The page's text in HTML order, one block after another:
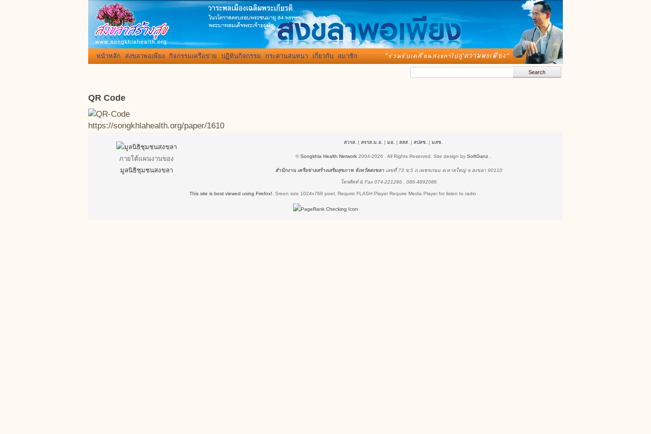
หน้าหลัก สงขลาพอเพียง กิจกรรมเครือข่าย ปฏิทินกิจกรรม กระดานสนทนา เกี่ยวกับ สมาชิก
QR Code
https://songkhlahealth.org/paper/1610
ภายใต้แผนงานของ
มูลนิธิชุมชนสงขลา
สวรส. | สจรส.ม.อ. | มอ. | สสส. | สปสช. | มสช.
©Songkhla Health Network 2004-2026 . All Rights Reserved. Site design by SoftGanz
สำนักงาน เครือข่ายสร้างเสริมสุขภาพ จังหวัดสงขลาเลขที่ 73 ซ.5 ถ.เพชรเกษม ต.หาดใหญ่ จ.สงขลา 90110
โทรศัพท์ & Fax 074-221286 , 086-4892086
This site is best viewed using Firefox! Sreen size 1024x768 pixel. Require FLASH Player Require Media Player for listen to radio